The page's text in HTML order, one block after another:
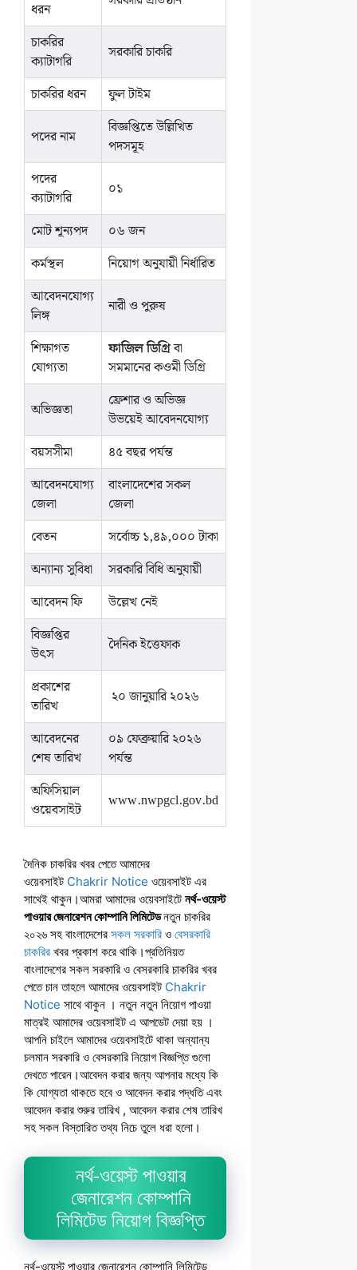
ধরন
চাকরির
ক্যাটাগরি
সরকারি চাকরি
চাকরির ধরন ফুল টাইম
পদের নাম
বিজ্ঞপ্তিতে উল্লিখিত
পদসমূহ
পদের
ক্যাটাগরি
০১
মোট শূন্যপদ
০৬ জন
কর্মস্থল
নিয়োগ অনুযায়ী নির্ধারিত
আবেদনযোগ্য
লিঙ্গ
নারী ও পুরুষ
শিক্ষাগত
যোগ্যতা
ফাজিল ডিগ্রিবা
সমমানের কওমী ডিগ্রি
অভিজ্ঞতা
ফ্রেশার ও অভিজ্ঞ
উভয়েই আবেদনযোগ্য
বয়সসীমা
৪৫ বছর পর্যন্ত
আবেদনযোগ্য
জেলা
বাংলাদেশের সকল
জেলা
বেতন
সর্বোচ্চ ১,৪৯,০০০ টাকা
অন্যান্য সুবিধা
সরকারি বিধি অনুযায়ী
আবেদন ফি
উল্লেখ নেই
বিজ্ঞপ্তির
উৎস
দৈনিক ইত্তেফাক
প্রকাশের
তারিখ
২০ জানুয়ারি ২০২৬
আবেদনের
শেষ তারিখ
০৯ ফেব্রুয়ারি ২০২৬
পর্যন্ত
অফিসিয়াল
ওয়েবসাইট
www.nwpgcl.gov.bd
দৈনিক চাকরির খবর পেতে আমাদের
ওয়েবসাইট Chakrir Notice ওয়েবসাইট এর
সাথেই থাকুন।আমরা আমাদের ওয়েবসাইটে নর্থ-ওয়েস্ট
পাওয়ার জেনারেশন কোম্পানি লিমিটেডনতুন চাকরির
২০২৬ সহ বাংলাদেশের সকল সরকারি ও বেসরকারি
চাকরির খবর প্রকাশ করে থাকি।প্রতিনিয়ত
বাংলাদেশের সকল সরকারি ও বেসরকারি চাকরির খবর
পেতে চান তাহলে আমাদের ওয়েবসাইট Chakrir
Notice সাথে থাকুন । নতুন নতুন নিয়োগ পাওয়া
মাত্রই আমাদের ওয়েবসাইট এ আপডেট দেয়া হয় ।
আপনি চাইলে আমাদের ওয়েবসাইটে থাকা অন্যান্য
চলমান সরকারি ও বেসরকারি নিয়োগ বিজ্ঞপ্তি গুলো
দেখতে পারেন।আবেদন করার জন্য আপনার মধ্যে কি
কি যোগ্যতা থাকতে হবে ও আবেদন করার পদ্ধতি এবং
আবেদন করার শুরুর তারিখ , আবেদন করার শেষ তারিখ
সহ সকল বিস্তারিত তথ্য নিচে তুলে ধরা হলো।
নর্থ-ওয়েস্ট পাওয়ার
জেনারেশন কোম্পানি
লিমিটেড নিয়োগ বিজ্ঞপ্তি
নর্থ-ওয়েস্ট পাওয়ার জেনারেশন কোম্পানি লিমিটেড